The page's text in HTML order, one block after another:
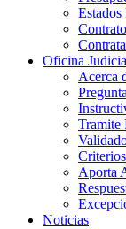
Estados
Oficina
Acerca
Tramite
Aporta
Noticias